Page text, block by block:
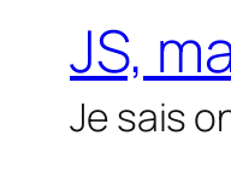
contenu
JS,
Je sais